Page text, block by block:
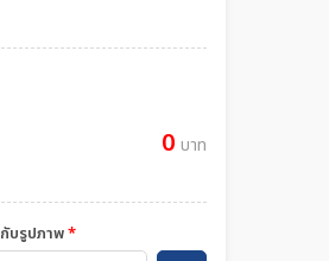
0 บาท
บรูปภาพ*